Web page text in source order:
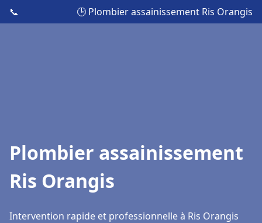
📞 🕒 Plombier assainissement Ris Orangis
Plombier assainissement
Ris Orangis
Intervention rapide et professionnelle à Ris Orangis